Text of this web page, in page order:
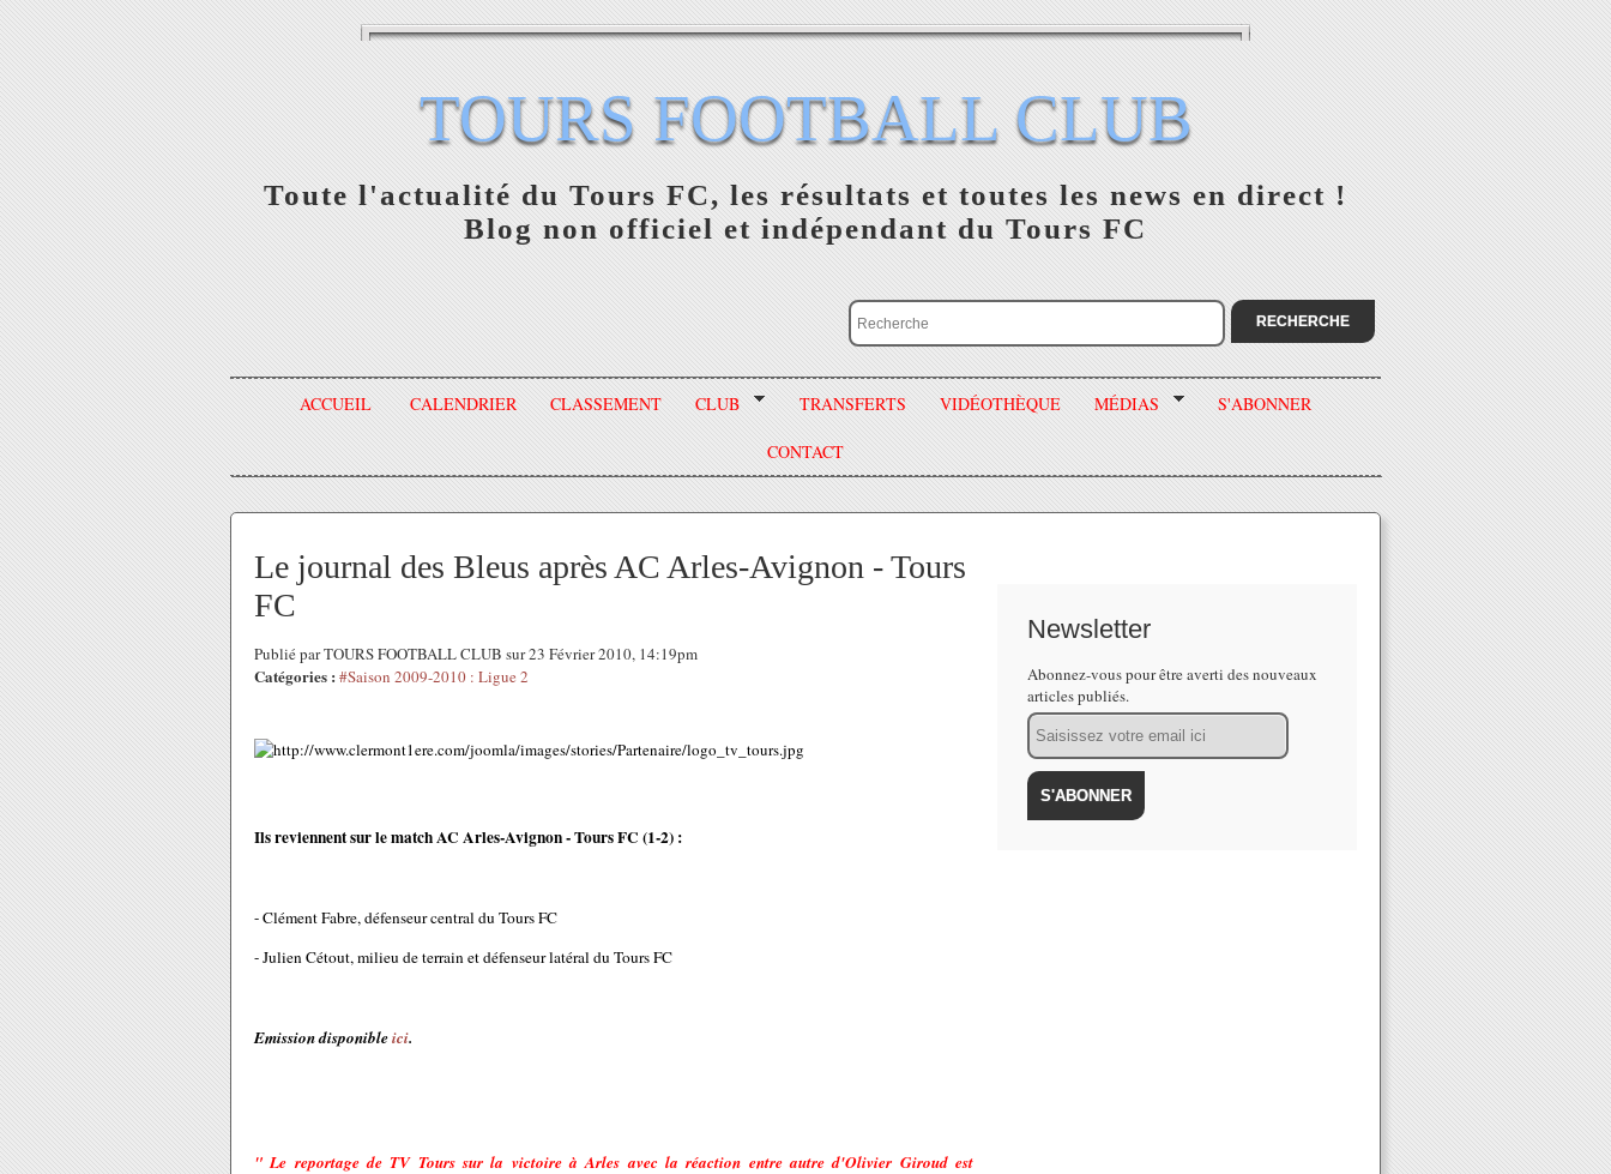
TOURS FOOTBALL CLUB
Toute l'actualité du Tours FC, les résultats et toutes les news en direct !
Blog non officiel et indépendant du Tours FC
ACCUEIL CALENDRIER CLASSEMENT CLUB TRANSFERTS VIDÉOTHÈQUE MÉDIAS S'ABONNER
CONTACT
Le journal des Bleus après AC Arles-Avignon - Tours
FC
Publié par TOURS FOOTBALL CLUB sur 23 Février 2010, 14:19pm
Catégories : #Saison 2009-2010 : Ligue 2
Ils reviennent sur le match AC Arles-Avignon - Tours FC (1-2) :
- Clément Fabre, défenseur central du Tours FC
- Julien Cétout, milieu de terrain et défenseur latéral du Tours FC
Emission disponibleici.
" Le reportage de TV Tours sur la victoire à Arles avec la réaction entre autre d'Olivier Giroud est
Newsletter
Abonnez-vous pour être averti des nouveaux
articles publiés.
Email